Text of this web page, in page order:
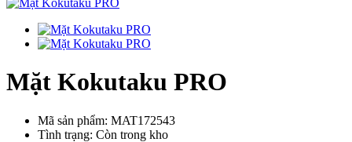
Mặt Kokutaku PRO
Mã sản phẩm: MAT172543
Tình trạng: Còn trong kho